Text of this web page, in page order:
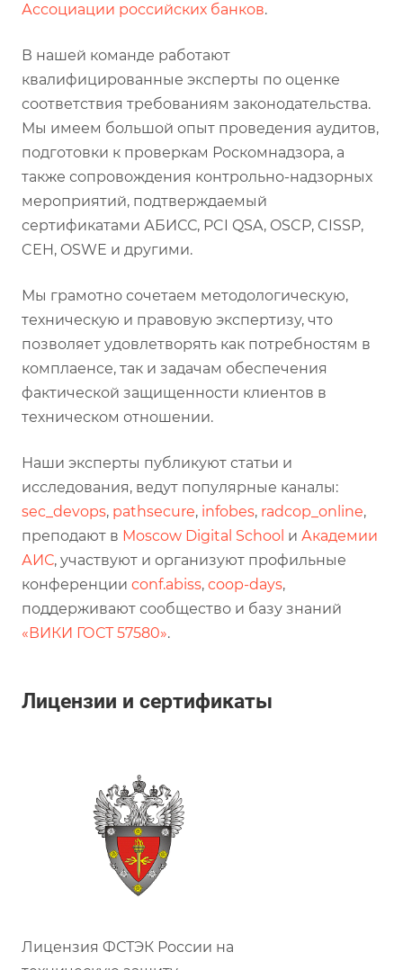
Ассоциации российских банков.
В нашей команде работают
квалифицированные эксперты по оценке
соответствия требованиям законодательства.
Мы имеем большой опыт проведения аудитов,
подготовки к проверкам Роскомнадзора, а
также сопровождения контрольно-надзорных
мероприятий, подтверждаемый
сертификатами АБИСС, PCI QSA, OSCP, CISSP,
CEH, OSWE и другими.
Мы грамотно сочетаем методологическую,
техническую и правовую экспертизу, что
позволяет удовлетворять как потребностям в
комплаенсе, так и задачам обеспечения
фактической защищенности клиентов в
техническом отношении.
Наши эксперты публикуют статьи и
исследования, ведут популярные каналы:
sec_devops, pathsecure, infobes, radcop_online,
преподают в Moscow Digital School и Академии
АИС, участвуют и организуют профильные
конференции conf.abiss, coop-days,
поддерживают сообщество и базу знаний
«ВИКИ ГОСТ 57580».
Лицензии и сертификаты
Лицензия ФСТЭК России на